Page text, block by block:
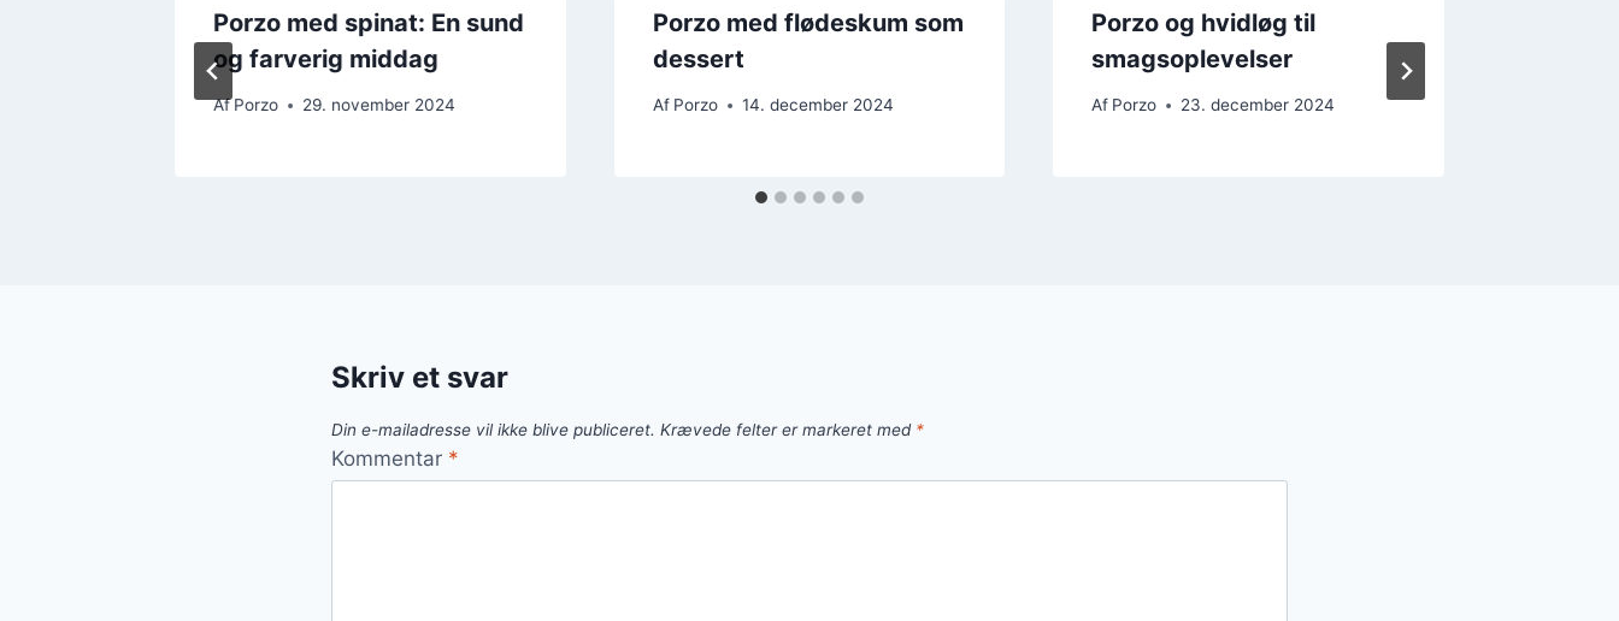
Porzo med spinat: En sund
og farverig middag
Af Porzo 29. november 2024
Porzo med flødeskum som
dessert
Af Porzo 14. december 2024
Porzo og hvidløg til
smagsoplevelser
Af Porzo 23. december 2024
Skriv et svar
Din e-mailadresse vil ikke blive publiceret. Krævede felter er markeret med *
Kommentar *